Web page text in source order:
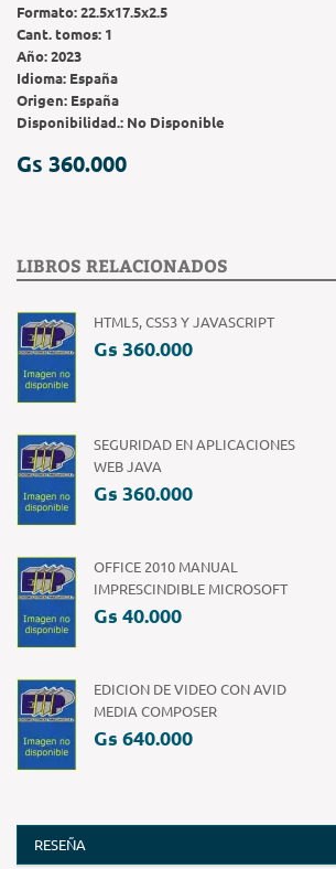
Formato:22.5x17.5x2.5
Cant. tomos: 1
Año:2023
Idioma: España
Origen: España
Disponibilidad.: No Disponible
Gs 360.000
LIBROS RELACIONADOS
HTML5, CSS3 Y JAVASCRIPT
Gs 360.000
SEGURIDAD EN APLICACIONES
WEB JAVA
Gs 360.000
OFFICE 2010 MANUAL
IMPRESCINDIBLE MICROSOFT
Gs 40.000
EDICION DE VIDEO CON AVID
MEDIA COMPOSER
Gs 640.000
RESEÑA